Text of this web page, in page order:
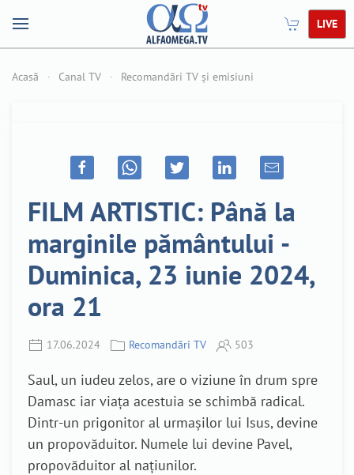
LIVE
Acasă Canal TV Recomandări TV și emisiuni
FILM ARTISTIC: Până la
marginile pământului -
Duminica, 23 iunie 2024,
ora 21
17.06.2024 Recomandări TV 503
Saul, un iudeu zelos, are o viziune în drum spre
Damasc iar viața acestuia se schimbă radical.
Dintr-un prigonitor al urmașilor lui Isus, devine
un propovăduitor. Numele lui devine Pavel,
propovăduitor al națiunilor.